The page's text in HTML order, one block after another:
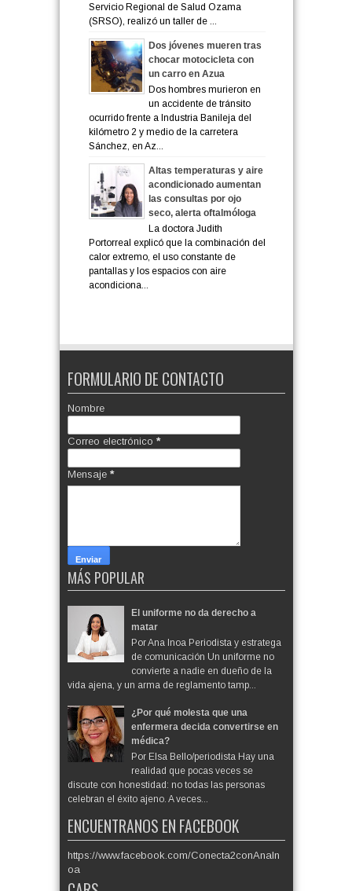
Servicio Regional de Salud Ozama
(SRSO), realizó un taller de ...
Dos jóvenes mueren tras
chocar motocicleta con
un carro en Azua
Dos hombres murieron en
un accidente de tránsito
ocurrido frente a Industria Banileja del
kilómetro 2 y medio de la carretera
Sánchez, en Az...
Altas temperaturas y aire
acondicionado aumentan
las consultas por ojo
seco, alerta oftalmóloga
La doctora Judith
Portorreal explicó que la combinación del
calor extremo, el uso constante de
pantallas y los espacios con aire
acondiciona...
FORMULARIO DE CONTACTO
Nombre
Correo electrónico *
Mensaje *
MÁS POPULAR
El uniforme no da derecho a
matar
Por Ana Inoa Periodista y estratega
de comunicación Un uniforme no
convierte a nadie en dueño de la
vida ajena, y un arma de reglamento tamp...
¿Por qué molesta que una
enfermera decida convertirse en
médica?
Por Elsa Bello/periodista Hay una
realidad que pocas veces se
discute con honestidad: no todas las personas
celebran el éxito ajeno. A veces...
ENCUENTRANOS EN FACEBOOK
https://www.facebook.com/Conecta2conAnaIn
oa